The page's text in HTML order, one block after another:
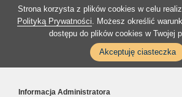
Strona korzysta z plików cookies w celu
Polityką Prywatności. Możesz określić
dostępu do plików cookies w Twojej
Akceptuję ciasteczka
Informacja Administratora